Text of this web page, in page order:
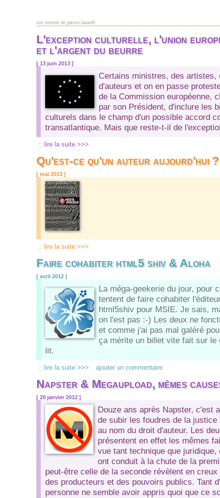
site internet de patrice lazareff
L'exception culturelle, l'union
et l'argent du beurre
[ 13 juin 2013 ]
Certains ministres, des artistes,
d'auteurs et on en passe
de la Commission européenne,
par son Président, d'inclure les
culturels dans le champ d'un possible accord
transatlantique. Mais que reste-t-il de
:: lire la suite >>>
Qu'est-ce qu'un auteur aujourd'hui ?
[ mai 2013 ]
:: lire la suite >>>
Faire cohabiter html5 shiv & Aloha
[ avril 2012 ]
La méga-geekerie du jour, pour
tentent de faire cohabiter
html5shiv pour MSIE. Je sais,
on l'est pas :-) Les deux ne
et comme j'ai pas mal galéré
ça mérite un billet vite fait sur le
lit.
:: lire la suite >>> ajouter un commentaire
Napster & Megaupload, mêmes
[ 20 janvier 2012 ]
Douze ans après Napster, c'est
de subir les foudres de la
au nom du droit d'auteur. Les
présentent en effet les mêmes
vue tant technique que
ont conduit à la chute de la
peut-être celle de la seconde révèlent en
des producteurs et des pouvoirs publics. Tant
personne ne semble avoir appris quoi que ce